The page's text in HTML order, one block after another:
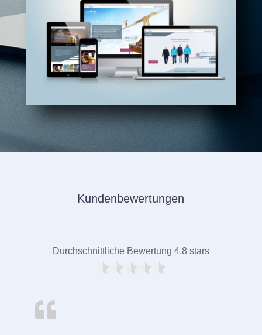
Kundenbewertungen
Durchschnittliche Bewertung 4.8 stars